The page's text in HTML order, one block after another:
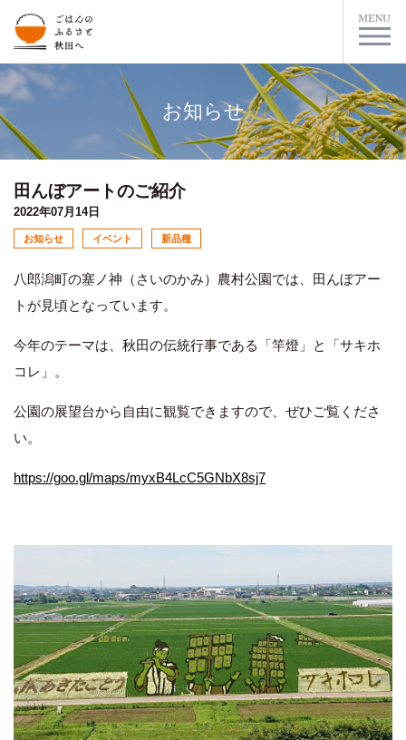
お知らせ
田んぼアートのご紹介
2022年07月14日
お知らせ イベント 新品種
八郎潟町の塞ノ神（さいのかみ）農村公園では、田んぼアー
トが見頃となっています。
今年のテーマは、秋田の伝統行事である「竿燈」と「サキホ
コレ」。
公園の展望台から自由に観覧できますので、ぜひご覧くださ
い。
https://goo.gl/maps/myxB4LcC5GNbX8sj7